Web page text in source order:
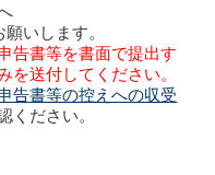
いします。
告書等を書面で提出す
を送付してください。
告書等の控えへの収受
ください。